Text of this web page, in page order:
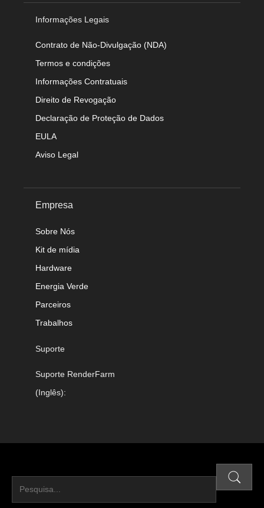
Informações Legais
Contrato de Não-Divulgação (NDA)
Termos e condições
Informações Contratuais
Direito de Revogação
Declaração de Proteção de Dados
EULA
Aviso Legal
Empresa
Sobre Nós
Kit de mídia
Hardware
Energia Verde
Parceiros
Trabalhos
Suporte
Suporte RenderFarm
(Inglês):